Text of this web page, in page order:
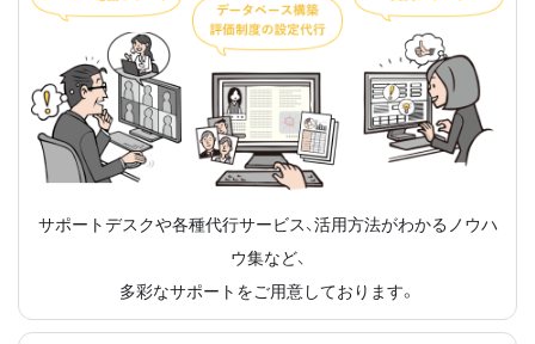
サポートデスクや各種代行サービス、活用方法がわかるノウハ
ウ集など、
多彩なサポートをご用意しております。